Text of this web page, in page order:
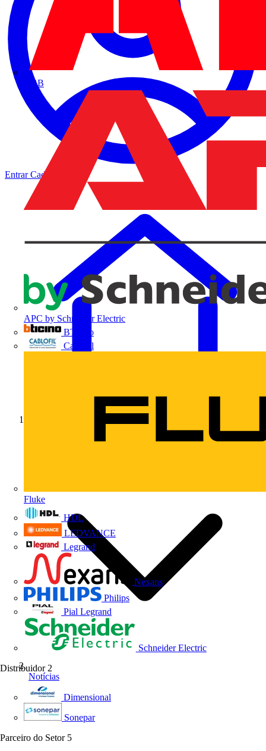
ABB
APC by Schneider Electric
BTicino
Cablofil
Fluke
HDL
LEDVANCE
Legrand
Nexans
Philips
Pial Legrand
Schneider Electric
Distribuidor 2
Dimensional
Sonepar
Parceiro do Setor 5
EntrarCadastrar
Notícias